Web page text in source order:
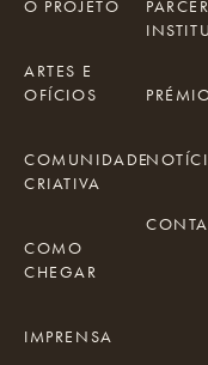
O PROJETO
ARTES E
OFÍCIOS
COMUNIDADE
CRIATIVA
COMO
CHEGAR
IMPRENSA